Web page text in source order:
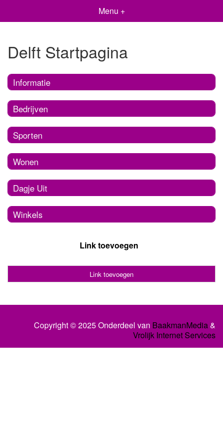
Menu +
Delft Startpagina
Informatie
Bedrijven
Sporten
Wonen
Dagje Uit
Winkels
Link toevoegen
Link toevoegen
Copyright © 2025 Onderdeel van BaakmanMedia&
Vrolijk Internet Services